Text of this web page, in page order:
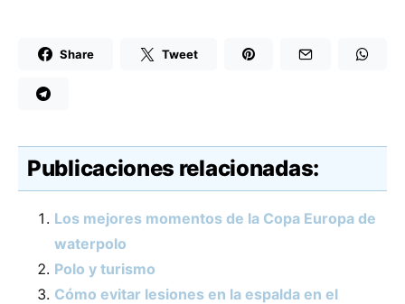
Share Tweet
Publicaciones relacionadas:
Los mejores momentos de la Copa Europa de
waterpolo
Polo y turismo
Cómo evitar lesiones en la espalda en el